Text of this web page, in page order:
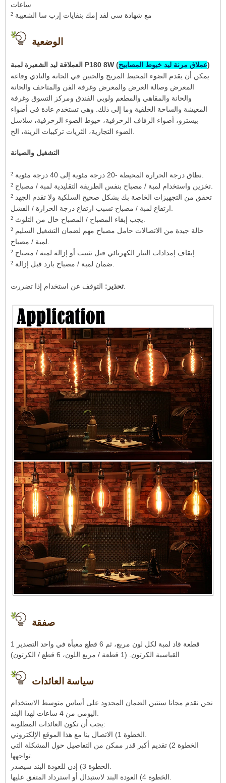
ساعات
² مع شهادة سي لفد إمك بنفايات إرب سا الشعيبة
الوضعية
العملاقة ليد الشعيرة لمبة P180 8W (عملاق مرنة ليد خيوط المصابيح)
يمكن أن يقدم الضوء المحيط المريح والحنين في الحانة والنادي وقاعة
المعرض وصالة العرض والمعرض وغرفة الفن والمتاحف والحانة
والحانة والمقاهي والمطعم ولوبي الفندق ومركز التسوق وغرفة
المعيشة والساحة الخلفية وما إلى ذلك. وهي تستخدم عادة في أضواء
بيسترو، أضواء الزفاف الزخرفية، خيوط الضوء الزخرفية، سلاسل
الضوء التجارية، الثريات تركيبات الزينة، الخ.
التشغيل والصيانة
² نطاق درجة الحرارة المحيطة -20 درجة مئوية إلى 40 درجة مئوية.
² تخزين واستخدام لمبة / مصباح بنفس الطريقة التقليدية لمبة / مصباح.
²
ارتفاع لمبة / مصباح تسبب ارتفاع درجة الحرارة / الفشل.
² يجب إبقاء المصباح / المصباح خال من التلوث.
²
لمبة / مصباح.
² إيقاف إمدادات التيار الكهربائي قبل تثبيت أو إزالة لمبة / مصباح.
² ضمان لمبة / مصباح بارد قبل إزالة.
تحذير:التوقف عن استخدام إذا تضررت.
صفقة
1 قطعة قاد لمبة لكل لون مربع، ثم 6 قطع معبأة في واحد التصدير
سياسة العائدات
نحن نقدم مجانا سنتين الضمان المحدود على أساس متوسط ​​الاستخدام
يجب أن تكون العائدات المطلوبة:
الخطوة 2) تقديم أكبر قدر ممكن من التفاصيل حول المشكلة التي